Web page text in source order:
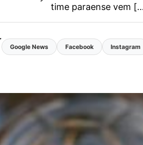
time paraense vem
Google News Facebook Instagram